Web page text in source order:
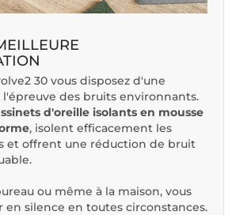
30 vous disposez d'une
des bruits environnants.
d'oreille isolants en mousse
, isolent efficacement les
et offrent une réduction de bruit
ou même à la maison, vous
en silence en toutes circonstances.